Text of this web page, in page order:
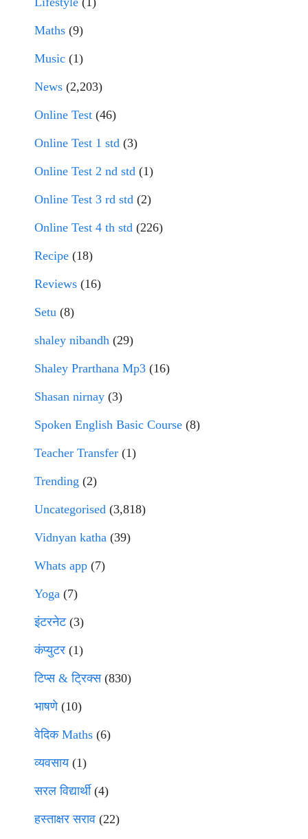
Maths (9)
Music (1)
News (2,203)
Online Test (46)
Online Test 1 std (3)
Online Test 2 nd std (1)
Online Test 3 rd std (2)
Online Test 4 th std (226)
Recipe (18)
Reviews (16)
Setu (8)
shaley nibandh (29)
Shaley Prarthana Mp3 (16)
Shasan nirnay (3)
Spoken English Basic Course (8)
Teacher Transfer (1)
Trending (2)
Uncategorised (3,818)
Vidnyan katha (39)
Whats app (7)
Yoga (7)
इंटरनेट(3)
कंप्युटर (1)
टिप्स & ट्रिक्स(830)
भाषणे(10)
वेदिक Maths (6)
व्यवसाय(1)
सरल विद्यार्थी(4)
हस्ताक्षर सराव (22)